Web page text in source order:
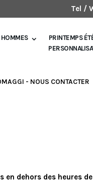
Tel /
HOMMES PRINTEMPS
- NOUS CONTACTER
en dehors des heures